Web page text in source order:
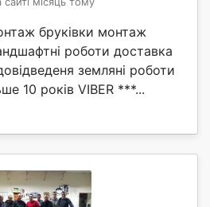
бруківки монтаж
роботи доставка
земляні роботи
10 років VIBER ***...